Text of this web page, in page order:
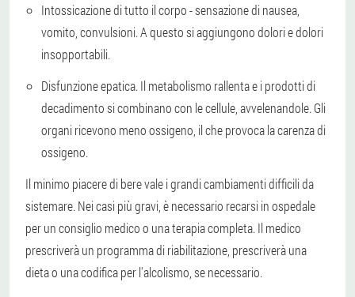
Intossicazione di tutto il corpo - sensazione di nausea,
vomito, convulsioni. A questo si aggiungono dolori e dolori
insopportabili.
Disfunzione epatica. Il metabolismo rallenta e i prodotti di
decadimento si combinano con le cellule, avvelenandole. Gli
organi ricevono meno ossigeno, il che provoca la carenza di
ossigeno.
Il minimo piacere di bere vale i grandi cambiamenti difficili da
sistemare. Nei casi più gravi, è necessario recarsi in ospedale
per un consiglio medico o una terapia completa. Il medico
prescriverà un programma di riabilitazione, prescriverà una
dieta o una codifica per l'alcolismo, se necessario.